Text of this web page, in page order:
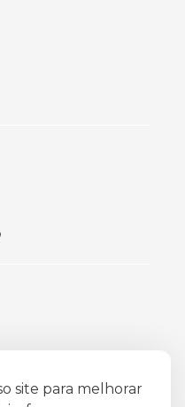
site para melhorar